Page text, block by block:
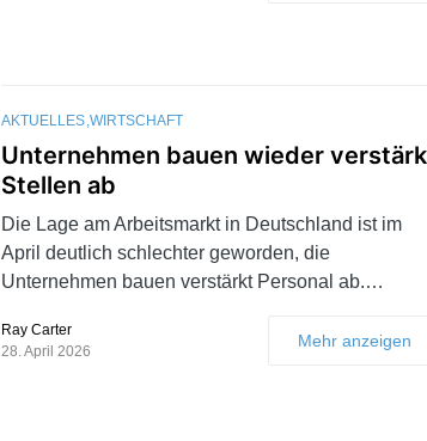
AKTUELLES WIRTSCHAFT
Unternehmen bauen wieder
Stellen ab
Die Lage am Arbeitsmarkt in Deutschland ist im
April deutlich schlechter geworden, die
Unternehmen bauen verstärkt Personal ab.…
Ray Carter
28. April 2026
Mehr anzeigen